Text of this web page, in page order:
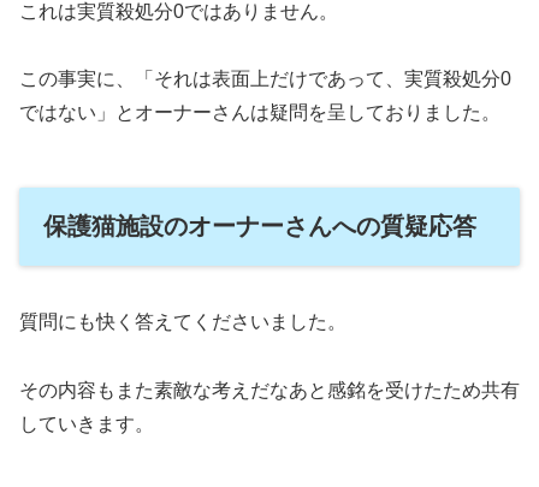
これは実質殺処分0ではありません。
この事実に、「それは表面上だけであって、実質殺処分0
ではない」とオーナーさんは疑問を呈しておりました。
保護猫施設のオーナーさんへの質疑応答
質問にも快く答えてくださいました。
その内容もまた素敵な考えだなあと感銘を受けたため共有
していきます。